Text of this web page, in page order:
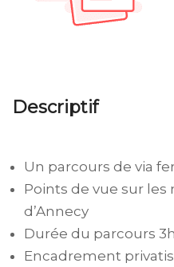
Descriptif
Un parcours de via
Points de vue sur
d’Annecy
Durée du parcours
Encadrement